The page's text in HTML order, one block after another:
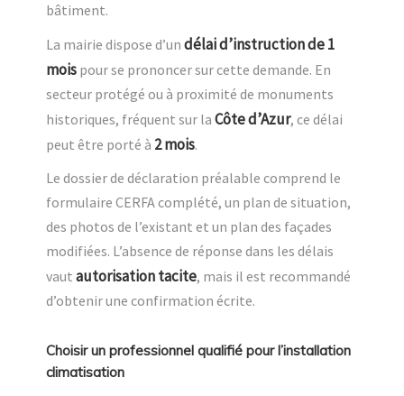
bâtiment.
La mairie dispose d’un délai d’instruction de 1
mois pour se prononcer sur cette demande. En
secteur protégé ou à proximité de monuments
historiques, fréquent sur la Côte d’Azur, ce délai
peut être porté à 2 mois.
Le dossier de déclaration préalable comprend le
formulaire CERFA complété, un plan de situation,
des photos de l’existant et un plan des façades
modifiées. L’absence de réponse dans les délais
vaut autorisation tacite, mais il est recommandé
d’obtenir une confirmation écrite.
Choisir un professionnel qualifié pour l’installation
climatisation